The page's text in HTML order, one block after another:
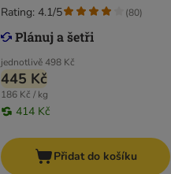
jednotlivě498 Kč
445 Kč
186 Kč / kg
414 Kč
Rating: 4.1/5 (80)
Přidat do košíku